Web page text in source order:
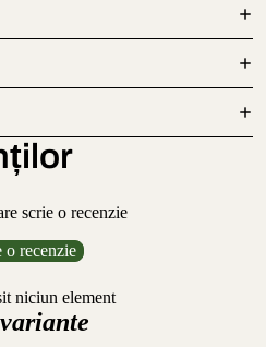
scrie o recenzie
o recenzie
niciun element